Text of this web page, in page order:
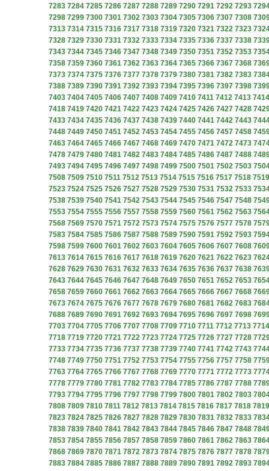
7283 7284 7285 7286 7287 7288 7289 7290 7291 7292 7293
7298 7299 7300 7301 7302 7303 7304 7305 7306 7307 7308
7313 7314 7315 7316 7317 7318 7319 7320 7321 7322 7323
7328 7329 7330 7331 7332 7333 7334 7335 7336 7337 7338
7343 7344 7345 7346 7347 7348 7349 7350 7351 7352 7353
7358 7359 7360 7361 7362 7363 7364 7365 7366 7367 7368
7373 7374 7375 7376 7377 7378 7379 7380 7381 7382 7383
7388 7389 7390 7391 7392 7393 7394 7395 7396 7397 7398
7403 7404 7405 7406 7407 7408 7409 7410 7411 7412 7413 7414
7418 7419 7420 7421 7422 7423 7424 7425 7426 7427 7428
7433 7434 7435 7436 7437 7438 7439 7440 7441 7442 7443
7448 7449 7450 7451 7452 7453 7454 7455 7456 7457 7458
7463 7464 7465 7466 7467 7468 7469 7470 7471 7472 7473
7478 7479 7480 7481 7482 7483 7484 7485 7486 7487 7488
7493 7494 7495 7496 7497 7498 7499 7500 7501 7502 7503
7508 7509 7510 7511 7512 7513 7514 7515 7516 7517 7518 7519
7523 7524 7525 7526 7527 7528 7529 7530 7531 7532 7533
7538 7539 7540 7541 7542 7543 7544 7545 7546 7547 7548
7553 7554 7555 7556 7557 7558 7559 7560 7561 7562 7563
7568 7569 7570 7571 7572 7573 7574 7575 7576 7577 7578
7583 7584 7585 7586 7587 7588 7589 7590 7591 7592 7593
7598 7599 7600 7601 7602 7603 7604 7605 7606 7607 7608
7613 7614 7615 7616 7617 7618 7619 7620 7621 7622 7623
7628 7629 7630 7631 7632 7633 7634 7635 7636 7637 7638
7643 7644 7645 7646 7647 7648 7649 7650 7651 7652 7653
7658 7659 7660 7661 7662 7663 7664 7665 7666 7667 7668
7673 7674 7675 7676 7677 7678 7679 7680 7681 7682 7683
7688 7689 7690 7691 7692 7693 7694 7695 7696 7697 7698
7703 7704 7705 7706 7707 7708 7709 7710 7711 7712 7713 7714
7718 7719 7720 7721 7722 7723 7724 7725 7726 7727 7728
7733 7734 7735 7736 7737 7738 7739 7740 7741 7742 7743
7748 7749 7750 7751 7752 7753 7754 7755 7756 7757 7758
7763 7764 7765 7766 7767 7768 7769 7770 7771 7772 7773
7778 7779 7780 7781 7782 7783 7784 7785 7786 7787 7788
7793 7794 7795 7796 7797 7798 7799 7800 7801 7802 7803
7808 7809 7810 7811 7812 7813 7814 7815 7816 7817 7818 7819
7823 7824 7825 7826 7827 7828 7829 7830 7831 7832 7833
7838 7839 7840 7841 7842 7843 7844 7845 7846 7847 7848
7853 7854 7855 7856 7857 7858 7859 7860 7861 7862 7863
7868 7869 7870 7871 7872 7873 7874 7875 7876 7877 7878
7883 7884 7885 7886 7887 7888 7889 7890 7891 7892 7893